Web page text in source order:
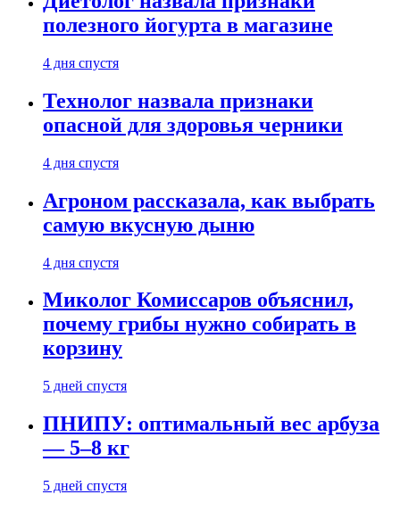
полезного йогурта в магазине
4 дня спустя
Технолог назвала признаки
опасной для здоровья черники
4 дня спустя
Агроном рассказала, как выбрать
самую вкусную дыню
4 дня спустя
Миколог Комиссаров объяснил,
почему грибы нужно собирать в
корзину
5 дней спустя
ПНИПУ: оптимальный вес арбуза
— 5–8 кг
5 дней спустя